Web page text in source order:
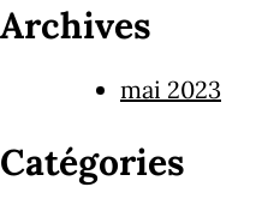
Archives
mai 2023
Catégories